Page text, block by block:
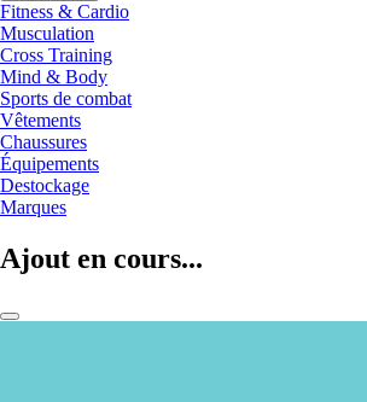
Fitness & Cardio
Musculation
Cross Training
Mind & Body
Sports de combat
Vêtements
Chaussures
Équipements
Destockage
Marques
Ajout en cours...